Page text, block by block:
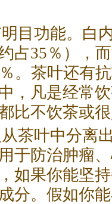
功能。白内
占35％），
。茶叶还有
，凡是经常
比不饮茶或
叶中分离出
于防治肿瘤
如果你能坚
分。假如你